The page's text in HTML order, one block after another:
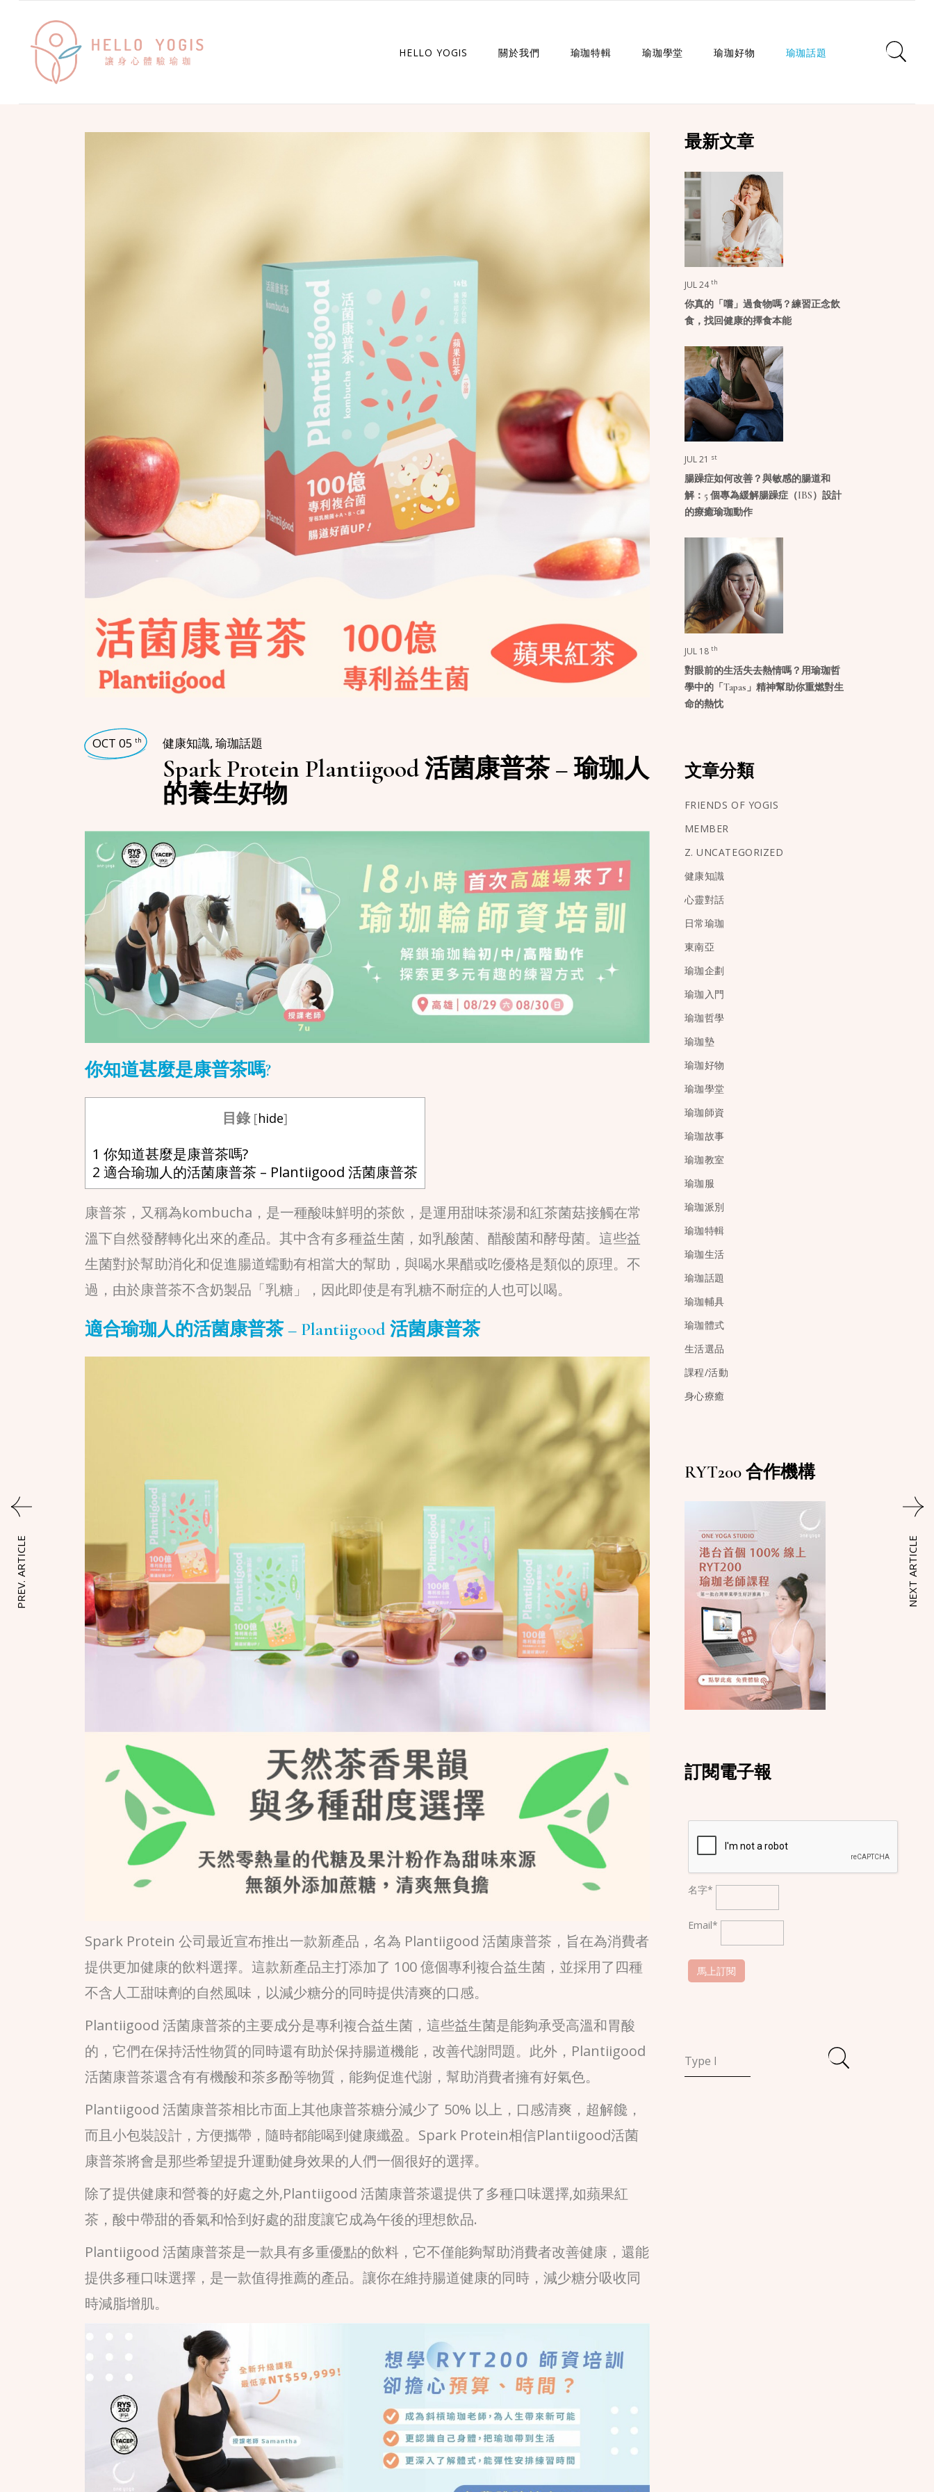
HELLO YOGIS 關於我們 瑜珈特輯
瑜珈企劃
瑜珈學堂
日常瑜珈
瑜珈好物
瑜珈墊
瑜珈服
瑜珈輔具
生活選品
課程/活動
瑜珈話題
OCT 05 th 健康知識, 瑜珈話題
Spark Protein Plantiigood 活菌康普茶 – 瑜珈人
的養生好物
你知道甚麼是康普茶嗎?
目錄 [hide]
1 你知道甚麼是康普茶嗎?
2 適合瑜珈人的活菌康普茶 – Plantiigood 活菌康普茶
康普茶，又稱為kombucha，是一種酸味鮮明的茶飲，是運用甜味茶湯和紅茶菌菇接觸在常
溫下自然發酵轉化出來的產品。其中含有多種益生菌，如乳酸菌、醋酸菌和酵母菌。這些益
生菌對於幫助消化和促進腸道蠕動有相當大的幫助，與喝水果醋或吃優格是類似的原理。不
過，由於康普茶不含奶製品「乳糖」，因此即使是有乳糖不耐症的人也可以喝。
適合瑜珈人的活菌康普茶 – Plantiigood 活菌康普茶
Spark Protein 公司最近宣布推出一款新產品，名為 Plantiigood 活菌康普茶，旨在為消費者
提供更加健康的飲料選擇。這款新產品主打添加了 100 億個專利複合益生菌，並採用了四種
不含人工甜味劑的自然風味，以減少糖分的同時提供清爽的口感。
Plantiigood 活菌康普茶的主要成分是專利複合益生菌，這些益生菌是能夠承受高溫和胃酸
的，它們在保持活性物質的同時還有助於保持腸道機能，改善代謝問題。此外，Plantiigood
活菌康普茶還含有有機酸和茶多酚等物質，能夠促進代謝，幫助消費者擁有好氣色。
Plantiigood 活菌康普茶相比市面上其他康普茶糖分減少了 50% 以上，口感清爽，超解饞，
而且小包裝設計，方便攜帶，隨時都能喝到健康纖盈。Spark Protein相信Plantiigood活菌
康普茶將會是那些希望提升運動健身效果的人們一個很好的選擇。
除了提供健康和營養的好處之外,Plantiigood 活菌康普茶還提供了多種口味選擇,如蘋果紅
茶，酸中帶甜的香氣和恰到好處的甜度讓它成為午後的理想飲品.
Plantiigood 活菌康普茶是一款具有多重優點的飲料，它不僅能夠幫助消費者改善健康，還能
提供多種口味選擇，是一款值得推薦的產品。讓你在維持腸道健康的同時，減少糖分吸收同
時減脂增肌。
最新文章
JUL 24 th
你真的「嚐」過食物嗎？練習正念飲
食，找回健康的擇食本能
JUL 21 st
腸躁症如何改善？與敏感的腸道和
解：5 個專為緩解腸躁症（IBS）設計
的療癒瑜珈動作
JUL 18 th
對眼前的生活失去熱情嗎？用瑜珈哲
學中的「Tapas」精神幫助你重燃對生
命的熱忱
文章分類
FRIENDS OF YOGIS
MEMBER
Z. UNCATEGORIZED
健康知識
心靈對話
日常瑜珈
東南亞
瑜珈企劃
瑜珈入門
瑜珈哲學
瑜珈墊
瑜珈好物
瑜珈學堂
瑜珈師資
瑜珈故事
瑜珈教室
瑜珈服
瑜珈派別
瑜珈特輯
瑜珈生活
瑜珈話題
瑜珈輔具
瑜珈體式
生活選品
課程/活動
身心療癒
RYT200 合作機構
訂閱電子報
名字*
Email*
PREV. ARTICLE NEXT ARTICLE